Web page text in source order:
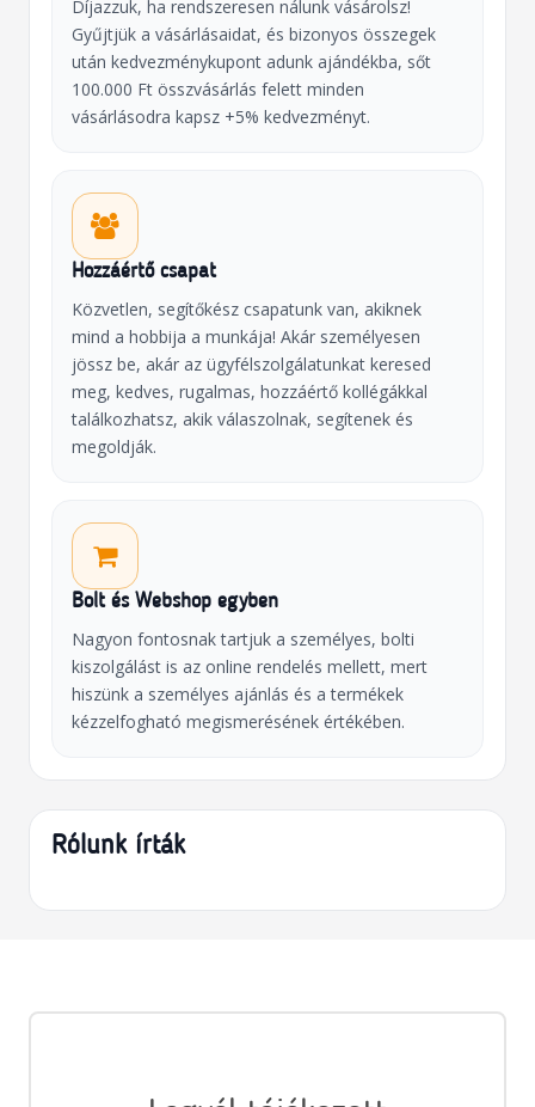
Díjazzuk, ha rendszeresen nálunk vásárolsz!
Gyűjtjük a vásárlásaidat, és bizonyos összegek
után kedvezménykupont adunk ajándékba, sőt
100.000 Ft összvásárlás felett minden
vásárlásodra kapsz +5% kedvezményt.
Hozzáértő csapat
Közvetlen, segítőkész csapatunk van, akiknek
mind a hobbija a munkája! Akár személyesen
jössz be, akár az ügyfélszolgálatunkat keresed
meg, kedves, rugalmas, hozzáértő kollégákkal
találkozhatsz, akik válaszolnak, segítenek és
megoldják.
Bolt és Webshop egyben
Nagyon fontosnak tartjuk a személyes, bolti
kiszolgálást is az online rendelés mellett, mert
hiszünk a személyes ajánlás és a termékek
kézzelfogható megismerésének értékében.
Rólunk írták